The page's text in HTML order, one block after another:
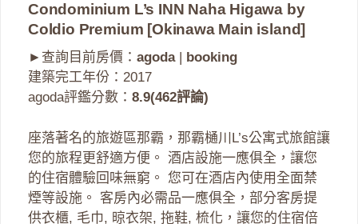
Condominium L’s INN Naha Higawa by
Coldio Premium [Okinawa Main island]
►查詢目前房價： agoda| booking
建築完工年份：2017
agoda評鑑分數： 8.9(462評論)
座落著名的旅遊區那霸，那霸樋川L’s公寓式旅館讓
您的旅程更舒適方便。 酒店設施一應俱全，讓您
的住宿體驗回味無窮。 您可在酒店內使用全面禁
煙等設施。 客房內必需品一應俱全，部分客房提
供衣櫃, 毛巾, 晾衣架, 拖鞋, 梳化，讓您的住宿倍